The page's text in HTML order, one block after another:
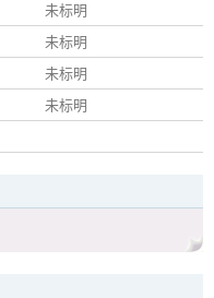
未标明
未标明
未标明
未标明